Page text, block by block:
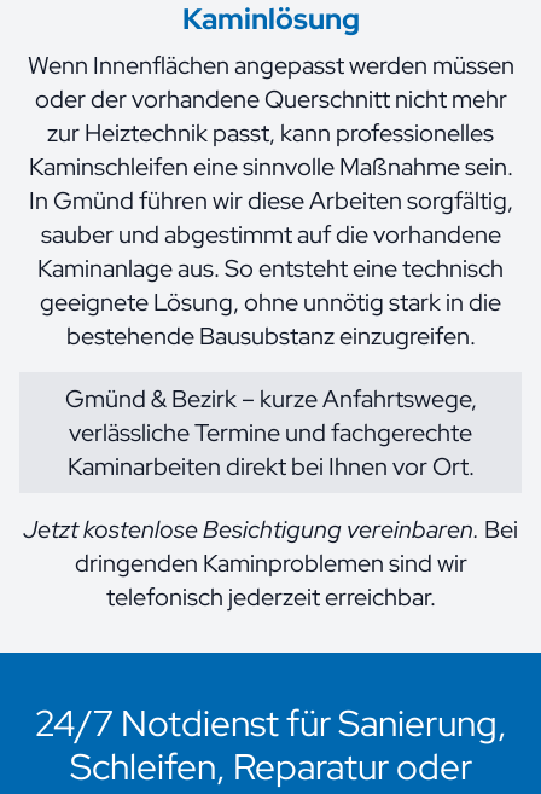
Kaminlösung
Wenn Innenflächen angepasst werden müssen
oder der vorhandene Querschnitt nicht mehr
zur Heiztechnik passt, kann professionelles
Kaminschleifen eine sinnvolle Maßnahme sein.
In Gmünd führen wir diese Arbeiten sorgfältig,
sauber und abgestimmt auf die vorhandene
Kaminanlage aus. So entsteht eine technisch
geeignete Lösung, ohne unnötig stark in die
bestehende Bausubstanz einzugreifen.
Gmünd & Bezirk – kurze Anfahrtswege,
verlässliche Termine und fachgerechte
Kaminarbeiten direkt bei Ihnen vor Ort.
Jetzt kostenlose Besichtigung vereinbaren. Bei
dringenden Kaminproblemen sind wir
telefonisch jederzeit erreichbar.
24/7 Notdienst für Sanierung,
Schleifen, Reparatur oder